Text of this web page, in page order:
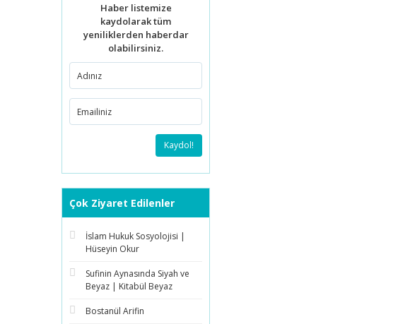
Haber listemize
kaydolarak tüm
yeniliklerden haberdar
olabilirsiniz.
Kaydol!
Çok Ziyaret Edilenler
İslam Hukuk Sosyolojisi |
Hüseyin Okur
Sufinin Aynasında Siyah ve
Beyaz | Kitabül Beyaz
Bostanül Arifin